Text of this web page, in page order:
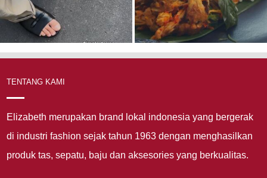
TENTANG KAMI
Elizabeth merupakan brand lokal indonesia yang bergerak
di industri fashion sejak tahun 1963 dengan menghasilkan
produk tas, sepatu, baju dan aksesories yang berkualitas.